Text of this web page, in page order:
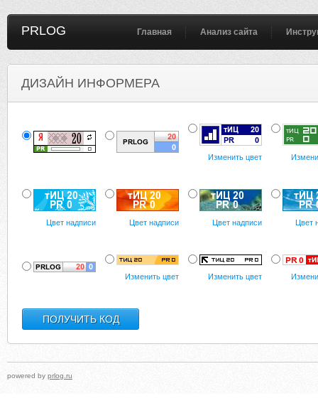
PRLOG Главная Анализ сайта
ДИЗАЙН ИНФОРМЕРА
Изменить цвет
Цвет надписи Цвет надписи Цвет надписи Цвет
Изменить цвет Изменить цвет
powered by prlog.ru